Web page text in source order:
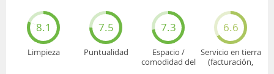
8.1
Limpieza
7.5
Puntualidad
7.3
Espacio /
comodidad del
6.6
Servicio en tierra
(facturación,